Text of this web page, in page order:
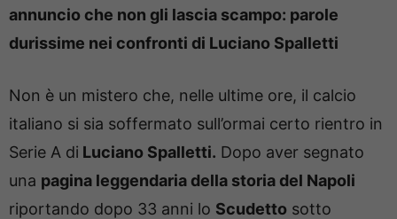
annuncio che non gli lascia scampo: parole
durissime nei confronti di Luciano Spalletti
Non è un mistero che, nelle ultime ore, il calcio
italiano si sia soffermato sull’ormai certo rientro in
Serie A di Luciano Spalletti. Dopo aver segnato
una pagina leggendaria della storia del Napoli
riportando dopo 33 anni lo Scudetto sotto